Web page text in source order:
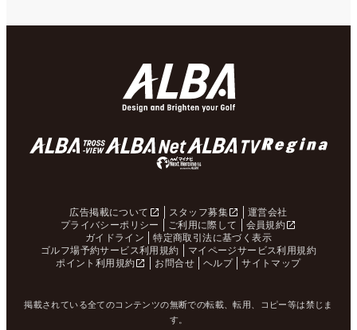
広告掲載について スタッフ募集
運営会社
プライバシーポリシー
ご利用に際して
会員規約
ガイドライン
特定商取引法に基づく表示
ゴルフ場予約サービス利用規約
マイページサービス利用規約
ポイント利用規約
お問合せ ヘルプ サイトマップ
掲載されている全てのコンテンツの無断での転載、転用、コピー等は禁じま
す。